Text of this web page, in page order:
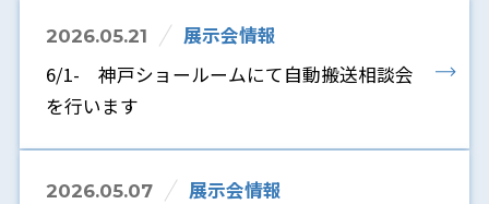
2026.05.21
展示会情報
6/1- 神戸ショールームにて自動搬送相談会
を行います
2026.05.07
展示会情報